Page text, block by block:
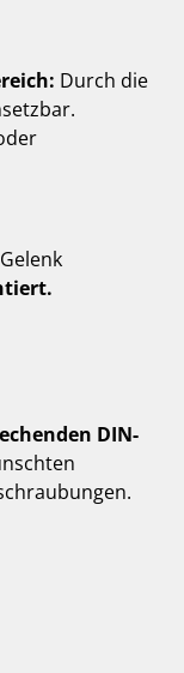
Durch die
DIN-